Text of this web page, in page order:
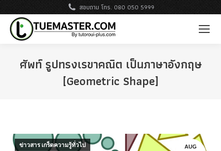
สอบถาม โทร. 080 050 5999
ศัพท์ รูปทรงเรขาคณิต เป็นภาษาอังกฤษ
[Geometric Shape]
AUG
ข่าวสาร เกร็ดความรู้ทั่วไป